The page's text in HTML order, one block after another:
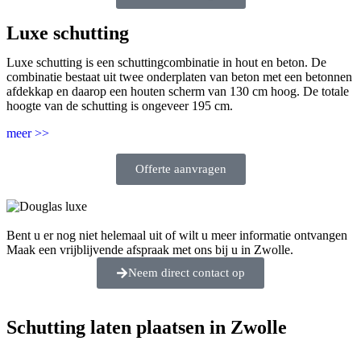
Luxe schutting
Luxe schutting is een schuttingcombinatie in hout en beton. De
combinatie bestaat uit twee onderplaten van beton met een betonnen
afdekkap en daarop een houten scherm van 130 cm hoog. De totale
hoogte van de schutting is ongeveer 195 cm.
meer >>
Offerte aanvragen
Bent u er nog niet helemaal uit of wilt u meer informatie ontvangen
Maak een vrijblijvende afspraak met ons bij u in Zwolle.
Neem direct contact op
Schutting laten plaatsen in Zwolle